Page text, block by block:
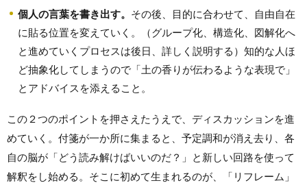
個人の言葉を書き出す。 その後、目的に合わせて、自由自在
に貼る位置を変えていく。（グループ化、構造化、図解化へ
と進めていくプロセスは後日、詳しく説明する）知的な人ほ
ど抽象化してしまうので「土の香りが伝わるような表現で」
とアドバイスを添えること。
この２つのポイントを押さえたうえで、ディスカッションを進
めていく。付箋が一か所に集まると、予定調和が消え去り、各
自の脳が「どう読み解けばいいのだ？」と新しい回路を使って
解釈をし始める。そこに初めて生まれるのが、「リフレーム」